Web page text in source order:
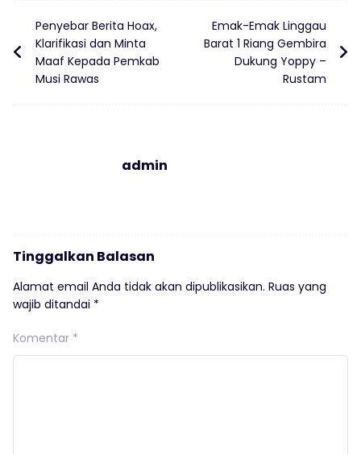
Penyebar Berita Hoax,
Klarifikasi dan Minta
Maaf Kepada Pemkab
Musi Rawas
Emak-Emak Linggau
Barat 1 Riang Gembira
Dukung Yoppy –
Rustam
admin
Tinggalkan Balasan
Alamat email Anda tidak akan dipublikasikan. Ruas yang
wajib ditandai *
Komentar *